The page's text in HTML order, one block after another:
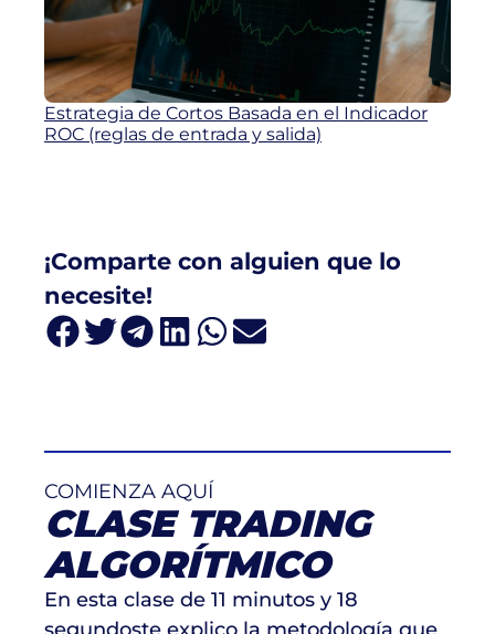
Estrategia de Cortos Basada en el Indicador
ROC (reglas de entrada y salida)
¡Comparte con alguien que lo
necesite!
COMIENZA AQUÍ
CLASE TRADING
ALGORÍTMICO
En esta clase de 11 minutos y 18